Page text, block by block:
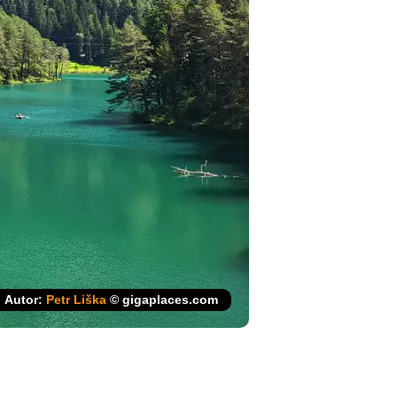
Autor: Petr Liška © gigaplaces.com